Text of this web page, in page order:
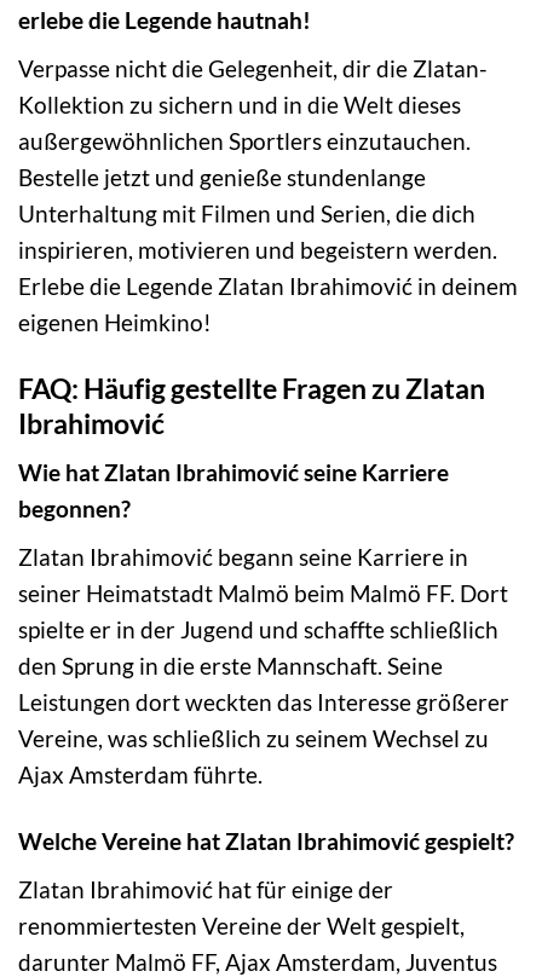
erlebe die Legende hautnah!
Verpasse nicht die Gelegenheit, dir die Zlatan-
Kollektion zu sichern und in die Welt dieses
außergewöhnlichen Sportlers einzutauchen.
Bestelle jetzt und genieße stundenlange
Unterhaltung mit Filmen und Serien, die dich
inspirieren, motivieren und begeistern werden.
Erlebe die Legende Zlatan Ibrahimović in deinem
eigenen Heimkino!
FAQ: Häufig gestellte Fragen zu Zlatan
Ibrahimović
Wie hat Zlatan Ibrahimović seine Karriere
begonnen?
Zlatan Ibrahimović begann seine Karriere in
seiner Heimatstadt Malmö beim Malmö FF. Dort
spielte er in der Jugend und schaffte schließlich
den Sprung in die erste Mannschaft. Seine
Leistungen dort weckten das Interesse größerer
Vereine, was schließlich zu seinem Wechsel zu
Ajax Amsterdam führte.
Welche Vereine hat Zlatan Ibrahimović gespielt?
Zlatan Ibrahimović hat für einige der
renommiertesten Vereine der Welt gespielt,
darunter Malmö FF, Ajax Amsterdam, Juventus